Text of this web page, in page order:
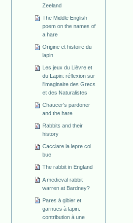
Zeeland
The Middle English
poem on the names of
a hare
Origine et histoire du
lapin
Les jeux du Lièvre et
du Lapin: réflexion sur
l'imaginaire des Grecs
et des Naturalistes
Chaucer's pardoner
and the hare
Rabbits and their
history
Cacciare la lepre col
bue
The rabbit in England
A medieval rabbit
warren at Bardney?
Pares à gibier et
garnues à lapin:
contribution à une